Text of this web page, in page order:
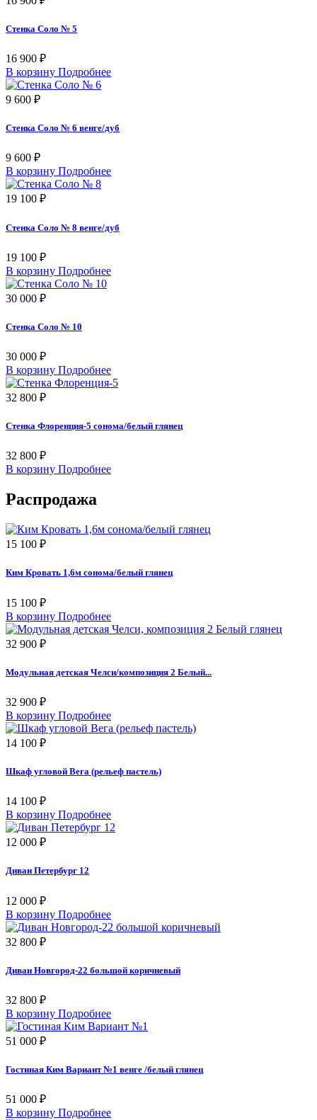
Стенка Соло № 5
16 900 ₽
В корзину Подробнее
9 600 ₽
Стенка Соло № 6 венге/дуб
9 600 ₽
В корзину Подробнее
19 100 ₽
Стенка Соло № 8 венге/дуб
19 100 ₽
В корзину Подробнее
30 000 ₽
Стенка Соло № 10
30 000 ₽
В корзину Подробнее
32 800 ₽
Стенка Флоренция-5 сонома/белый глянец
32 800 ₽
В корзину Подробнее
Распродажа
15 100 ₽
Ким Кровать 1,6м сонома/белый глянец
15 100 ₽
В корзину Подробнее
32 900 ₽
Модульная детская Челси/композиция 2 Белый...
32 900 ₽
В корзину Подробнее
14 100 ₽
Шкаф угловой Вега (рельеф пастель)
14 100 ₽
В корзину Подробнее
12 000 ₽
Диван Петербург 12
12 000 ₽
В корзину Подробнее
32 800 ₽
Диван Новгород-22 большой коричневый
32 800 ₽
В корзину Подробнее
51 000 ₽
Гостиная Ким Вариант №1 венге /белый глянец
51 000 ₽
В корзину Подробнее